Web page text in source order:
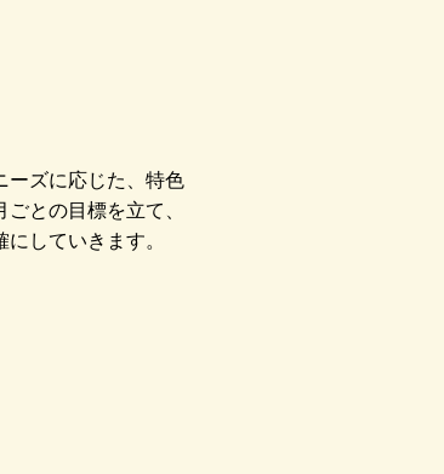
ーズに応じた、特色
との目標を立て、
していきます。